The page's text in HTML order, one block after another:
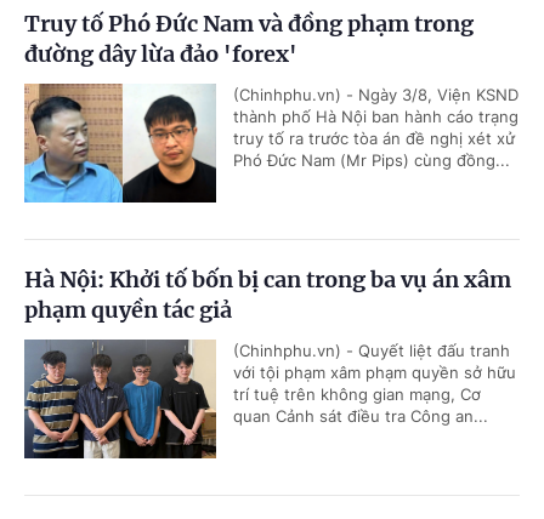
Truy tố Phó Đức Nam và đồng phạm trong
đường dây lừa đảo 'forex'
(Chinhphu.vn) - Ngày 3/8, Viện KSND
thành phố Hà Nội ban hành cáo trạng
truy tố ra trước tòa án đề nghị xét xử
Phó Đức Nam (Mr Pips) cùng đồng...
Hà Nội: Khởi tố bốn bị can trong ba vụ án xâm
phạm quyền tác giả
(Chinhphu.vn) - Quyết liệt đấu tranh
với tội phạm xâm phạm quyền sở hữu
trí tuệ trên không gian mạng, Cơ
quan Cảnh sát điều tra Công an...